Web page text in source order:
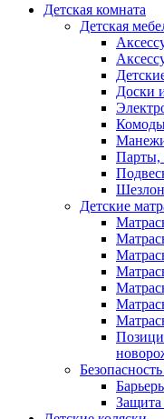
Детская комната
Детская
Доски
Парты,
Детские
Защита